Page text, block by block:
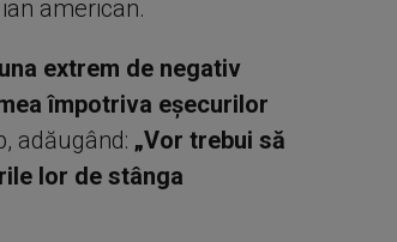
american.
extrem de negativ
împotriva eşecurilor
adăugând: „Vor trebui să
lor de stânga